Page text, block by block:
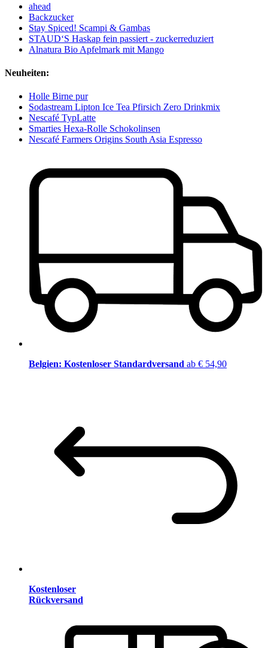
ahead
Backzucker
Stay Spiced! Scampi & Gambas
STAUD‘S Haskap fein passiert - zuckerreduziert
Alnatura Bio Apfelmark mit Mango
Neuheiten:
Holle Birne pur
Sodastream Lipton Ice Tea Pfirsich Zero Drinkmix
Nescafé TypLatte
Smarties Hexa-Rolle Schokolinsen
Nescafé Farmers Origins South Asia Espresso
Belgien: Kostenloser Standardversand ab € 54,90
Kostenloser
Rückversand